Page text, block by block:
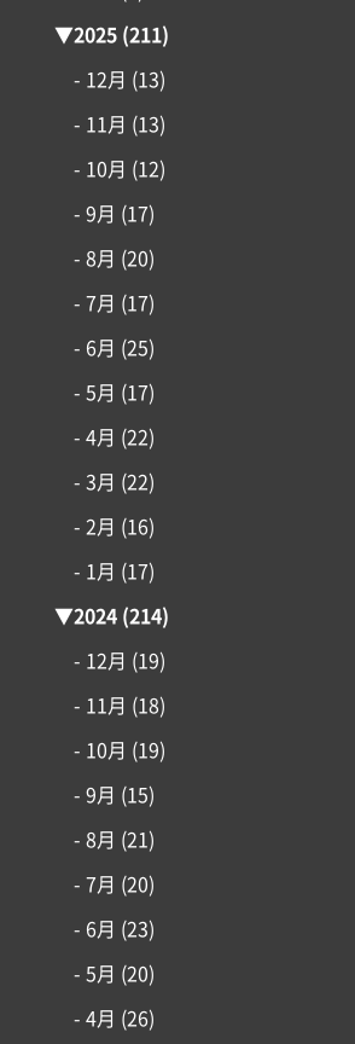
はじめての家づくり
アイフルホームについて
土地情報
▼2025(211)
- 12月 (13)
- 11月 (13)
- 10月 (12)
- 9月 (17)
- 8月 (20)
- 7月 (17)
- 6月 (25)
- 5月 (17)
- 4月 (22)
- 3月 (22)
- 2月 (16)
- 1月 (17)
▼2024(214)
- 12月 (19)
- 11月 (18)
- 10月 (19)
- 9月 (15)
- 8月 (21)
- 7月 (20)
- 6月 (23)
- 5月 (20)
- 4月 (26)